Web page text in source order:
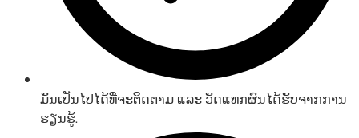
ມັນເປັນໄປໄດ້ທີ່ຈະຕິດຕາມ ແລະ ວັດແທກຜົນໄດ້ຮັບຈາກການ
ຮຽນຮູ້.